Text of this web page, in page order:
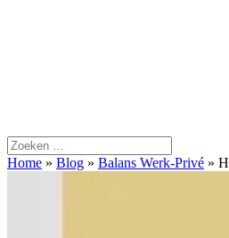
Home » Blog » Balans Werk-Privé »